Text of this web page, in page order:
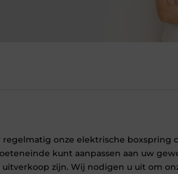
onze elektrische boxspring
kunt aanpassen aan uw
zijn. Wij nodigen u uit om